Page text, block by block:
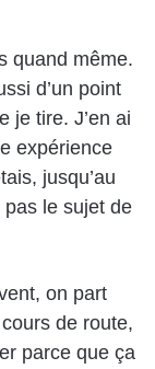
quand même.
d’un point
je tire. J’en ai
expérience
jusqu’au
le sujet de
on part
de route,
parce que ça